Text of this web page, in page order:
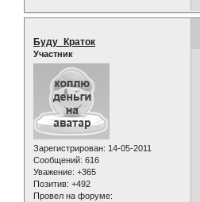
Буду_Краток
Участник
Зарегистрирован: 14-05-2011
Сообщений: 616
Уважение: +365
Позитив: +492
Провел на форуме: